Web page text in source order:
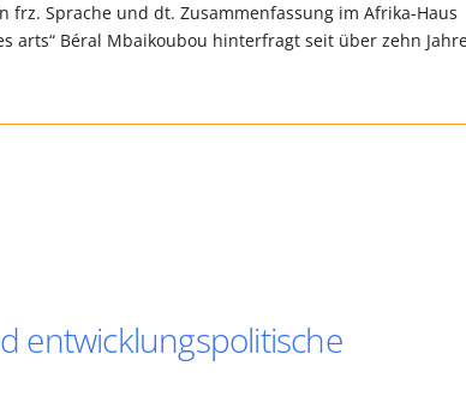
frz. Sprache und dt. Zusammenfassung im Afrika-Haus
arts“ Béral Mbaikoubou hinterfragt seit über zehn
entwicklungspolitische